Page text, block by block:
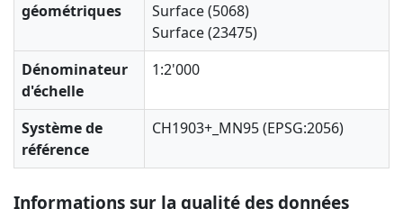
géométriques
Surface (5068)
Surface (23475)
Dénominateur
d'échelle
1:2'000
Système de
référence
CH1903+_MN95 (EPSG:2056)
Informations sur la qualité des données